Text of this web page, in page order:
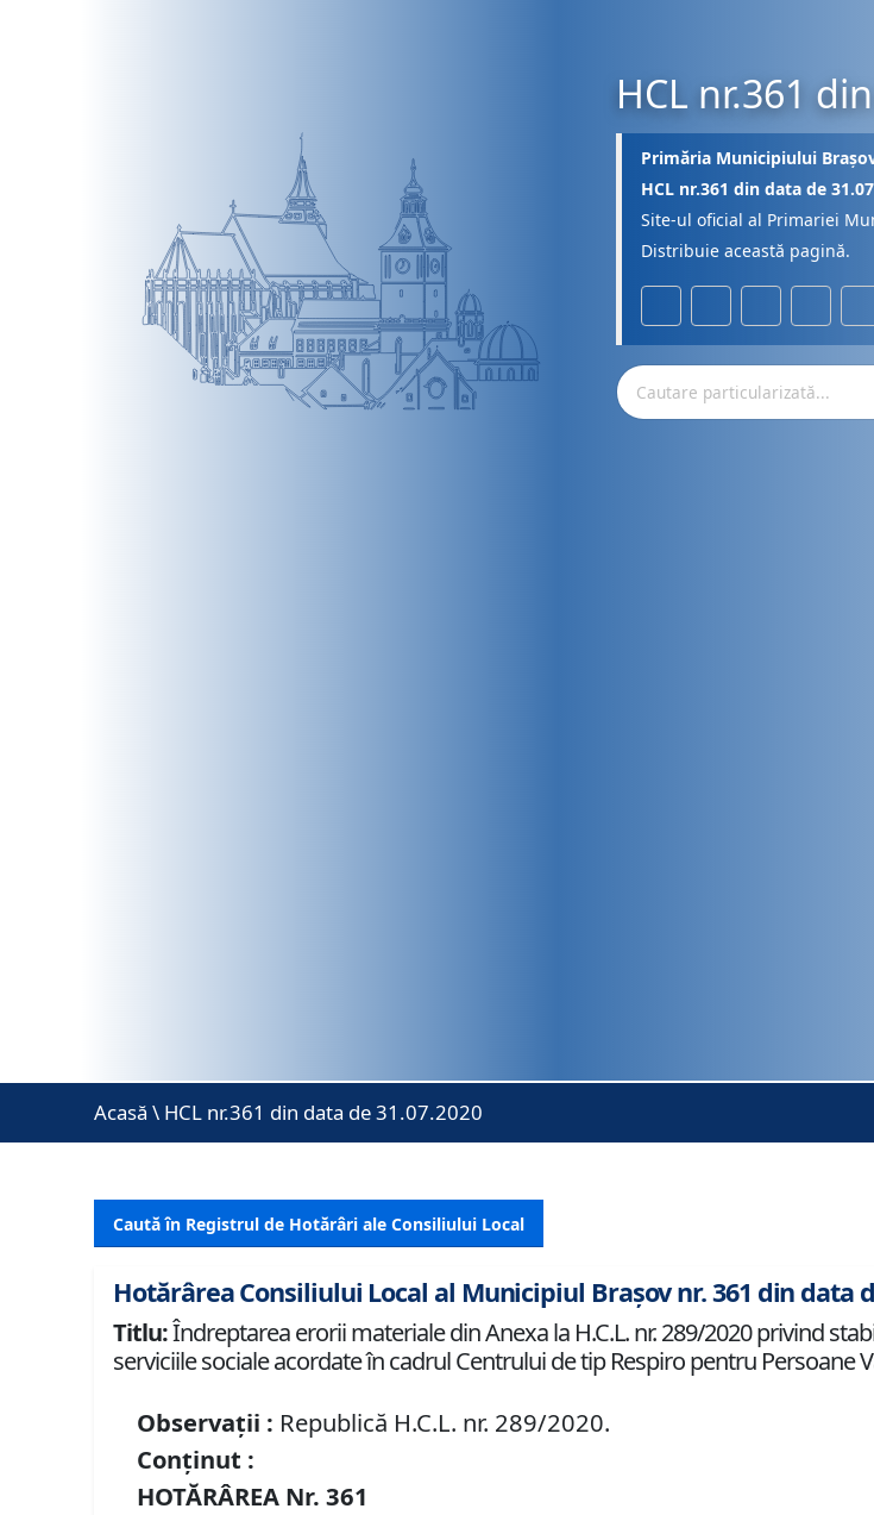
HCL nr.361
Primăria Municipiului
HCL nr.361 din data de
Site-ul oficial al Primariei
Distribuie această pagină.
Acasă \ HCL nr.361 din data de 31.07.2020
Caută în Registrul de Hotărâri ale Consiliului Local
Hotărârea Consiliului Local al Municipiul Brașov nr. 361 din data
Titlu:Îndreptarea erorii materiale din Anexa la H.C.L. nr. 289/2020 privind
serviciile sociale acordate în cadrul Centrului de tip Respiro pentru Persoane
Observații : Republică H.C.L. nr. 289/2020.
Conținut :
HOTĂRÂREA Nr.361